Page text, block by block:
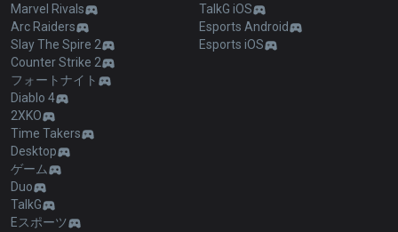
Marvel Rivals
Arc Raiders
Slay The Spire 2
Counter Strike 2
フォートナイト
Diablo 4
2XKO
Time Takers
Desktop
ゲーム
Duo
TalkG
Eスポーツ
TalkG iOS
Esports Android
Esports iOS